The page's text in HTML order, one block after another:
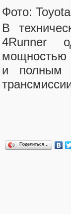
Фото: Toyota
В
4Runner
мощностью
и полным
Поделиться…